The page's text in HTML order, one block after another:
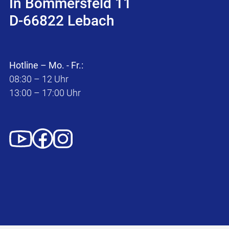
D-66822 Lebach
Hotline – Mo. - Fr.:
08:30 – 12 Uhr
13:00 – 17:00 Uhr